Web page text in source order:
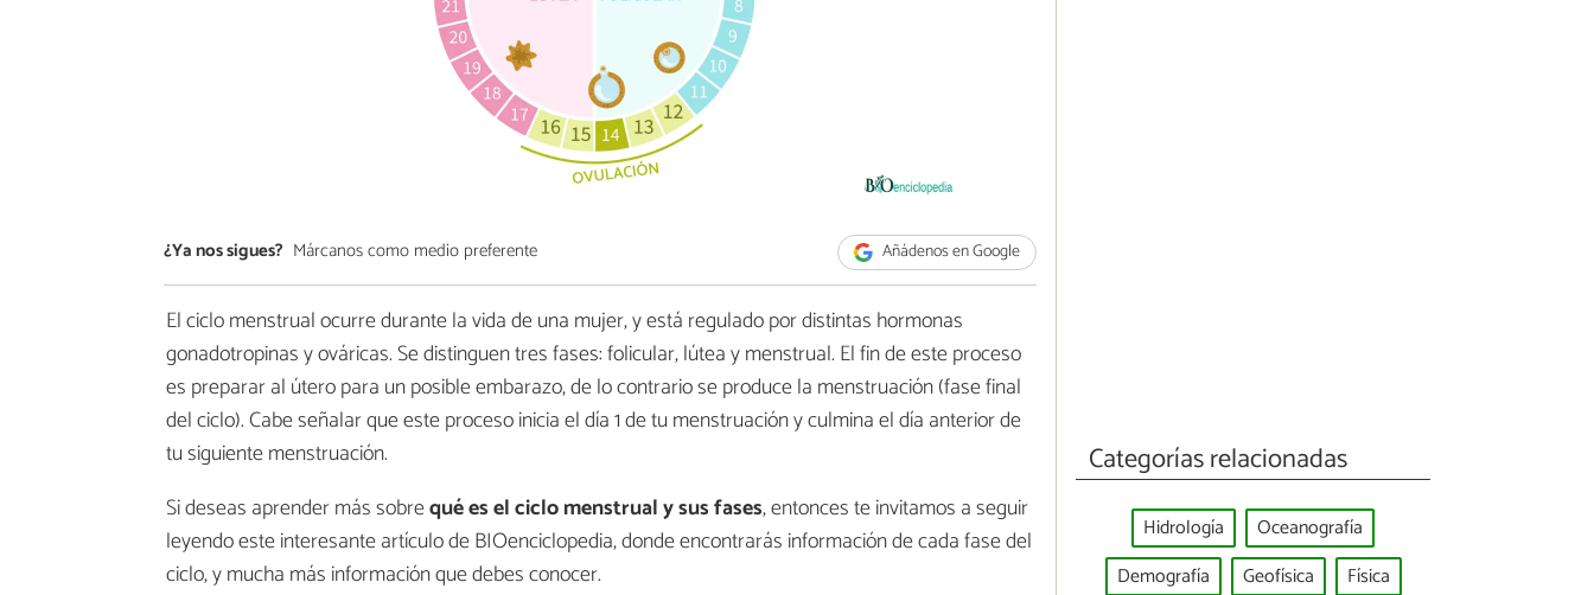
¿Ya nos sigues? Márcanos como medio preferente Añádenos en Google
El ciclo menstrual ocurre durante la vida de una mujer, y está regulado por distintas hormonas
gonadotropinas y ováricas. Se distinguen tres fases: folicular, lútea y menstrual. El fin de este proceso
es preparar al útero para un posible embarazo, de lo contrario se produce la menstruación (fase final
del ciclo). Cabe señalar que este proceso inicia el día 1 de tu menstruación y culmina el día anterior de
tu siguiente menstruación.
Si deseas aprender más sobrequé es el ciclo menstrual y sus fases, entonces te invitamos a seguir
leyendo este interesante artículo de BIOenciclopedia, donde encontrarás información de cada fase del
ciclo, y mucha más información que debes conocer.
Categorías relacionadas
Hidrología
Oceanografía
Demografía
Geofísica
Física